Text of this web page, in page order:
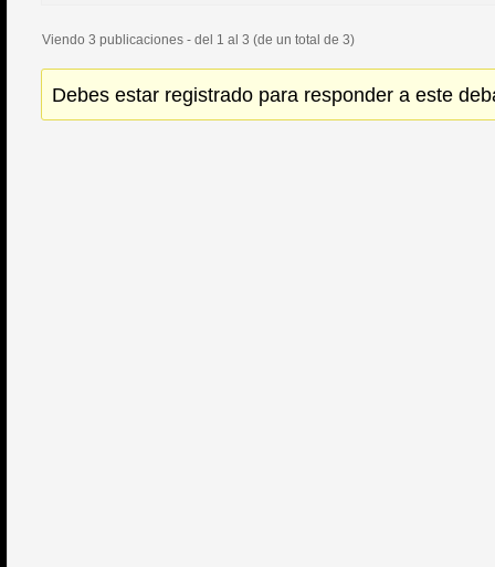
Viendo 3 publicaciones - del 1 al 3 (de un total de 3)
Debes estar registrado para responder a este